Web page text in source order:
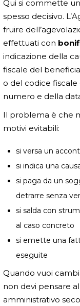
Qui si commette
spesso decisivo.
fruire
effettuati con
indicazione della
fiscale del
o del codice
numero e della
Il problema è che
motivi evitabili:
si versa un
si indica una
si paga da un
detrarre senza
si salda con
al caso concreto
si emette una
eseguite
Quando vuoi
non devi pensare
amministrativo